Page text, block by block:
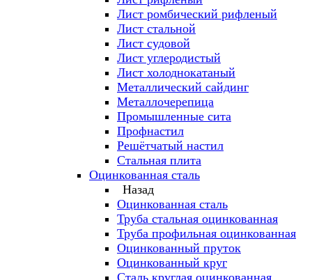
Лист ромбический рифленый
Лист стальной
Лист судовой
Лист углеродистый
Лист холоднокатаный
Металлический сайдинг
Металлочерепица
Промышленные сита
Профнастил
Решётчатый настил
Стальная плита
Оцинкованная сталь
Назад
Оцинкованная сталь
Труба стальная оцинкованная
Труба профильная оцинкованная
Оцинкованный пруток
Оцинкованный круг
Сталь круглая оцинкованная